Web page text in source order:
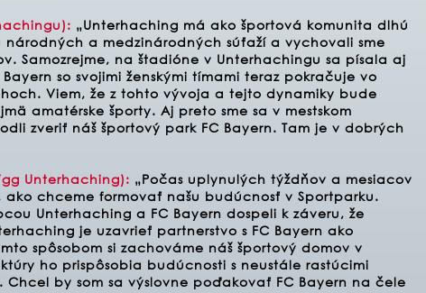
„Unterhaching má ako športová komunita dlhú
a medzinárodných súťaží a vychovali sme
Samozrejme, na štadióne v Unterhachingu sa písala aj
so svojimi ženskými tímami teraz pokračuje vo
Viem, že z tohto vývoja a tejto dynamiky bude
amatérske športy. Aj preto sme sa v mestskom
zveriť náš športový park FC Bayern. Tam je v dobrých
Unterhaching): „Počas uplynulých týždňov a mesiacov
chceme formovať našu budúcnosť v Sportparku.
Unterhaching a FC Bayern dospeli k záveru, že
je uzavrieť partnerstvo s FC Bayern ako
spôsobom si zachováme náš športový domov v
ho prispôsobia budúcnosti s neustále rastúcimi
by som sa výslovne poďakovať FC Bayern na čele